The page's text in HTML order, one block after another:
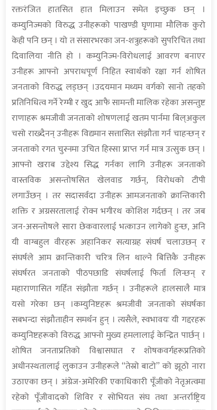
रक्तरंजित हातसित हात मिलाउन समेत इच्छुक छन् ।
कम्युनिज्मको विरुद्ध उनीहरूको पाखण्डी घृणामा मौलिक कुरो
केही पनि छन् । यो त संसारभरका जन-शत्रुहरूको सुपरिचित तथा
दिवालिया नीति हो । कम्युनिज्म-विरोधलाई आवरण बनाएर
उनीहरू आफ्नो अपराधपूर्ण निहित स्वार्थको रक्षा गर्न शोषित
जनताको विरुद्ध लड्छन् ।उदयमान मध्यम वर्गको सानो तहको
प्रतिनिधित्व गर्ने रेग्मी र खुद आफै सामन्ती मालिक रहेका असन्तुष्ट
राणाहरू श्रमजीवी जनताको शोषणलाई खतम पार्नमा बिल्अकुल
चसो राख्दैनन् उनीहरू विद्यमान सत्तासित संझौता गर्न चाहन्छन् र
जनताको रगत चुस्नमा उचित हिस्सा प्राप्त गर्न मात्र उत्सुक छन् ।
आफ्नो खराब उद्देश्य सिद्ध गर्नका लागि उनीहरू जनताको
वास्तविक असन्तोषसित खेलवाड गर्छन्, विरोधको टीपी
लगाउँछन् । तर सदासर्वदा उनीहरू आमजनताको क्रान्तिकारी
शक्ति र अग्रसरतालाई रोक्न भगीरथ कोशिश गर्दछन् । तर जब
जन-असन्तोषले सारा छेकवारलाई भत्काउन लागेको हुन्छ, अनि
यी वाग्बहुल वीरहरू अहानिकर सत्याग्रह संघर्ष चलाउछन् र
संघर्षले आम क्रान्तिकारी चरित्र लिन थाल्ने बित्तिकै उनीहरू
संघर्षरत जनताको पीठपछाडि संघर्षलाई फिर्ता लिन्छन् र
महाराणासित गर्हित संझौता गर्छन् । उनीहरूले हालसालै मात्र
यसो गरेका छन् ।कम्युनिष्टहरू श्रमजीवी जनताको संघर्षका
सबभन्दा संझौताहीन समर्थन हुन् । त्यसैले, स्वभावयः यी गद्दरहरू
कम्युनिष्टहरूको विरुद्ध आफ्नो मुख्य हमलालाई केन्द्रित पार्छन् ।
शोषित जनताप्रतिको विश्वासघात र शोषकवर्गहरूप्रतिको
अधीनस्थतालाई लुकाउन उनीहरूले “तेस्रो बाटो” को झूठो नारा
उठाएका छन् । अंग्रेज-अमेरिकी एकाधिकारी पूँजीको नेतृअत्वमा
रहेको पूँजीवादको शिविर र सोभियत संघ तथा अन्तर्राष्ट्रिय